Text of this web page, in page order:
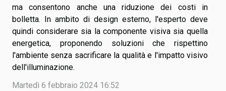
ma consentono anche una riduzione dei costi in
bolletta. In ambito di design esterno, l'esperto deve
quindi considerare sia la componente visiva sia quella
energetica, proponendo soluzioni che rispettino
l'ambiente senza sacrificare la qualità e l'impatto visivo
dell'illuminazione.
Martedì 6 febbraio 2024 16:52